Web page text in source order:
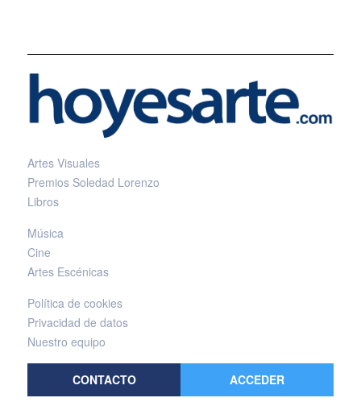
Artes Visuales
Premios Soledad Lorenzo
Libros
Música
Cine
Artes Escénicas
Política de cookies
Privacidad de datos
Nuestro equipo
CONTACTO ACCEDER